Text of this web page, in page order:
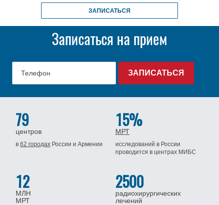
ЗАПИСАТЬСЯ
Записаться на прием
79
центров
в62 городах Россиии Армении
15%
МРТ
исследований в России
проводится в центрах МИБС
12
МЛН
МРТ
2500
радиохирургических
лечений